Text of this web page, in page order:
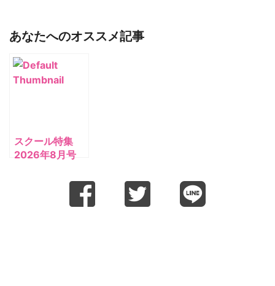
あなたへのオススメ記事
スクール特集
2026年8月号